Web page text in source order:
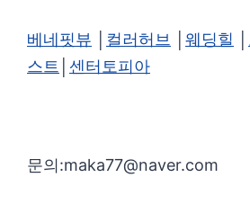
베네핏뷰 컬러허브 웨딩힐
스트
센터토피아
문의:maka77@naver.com